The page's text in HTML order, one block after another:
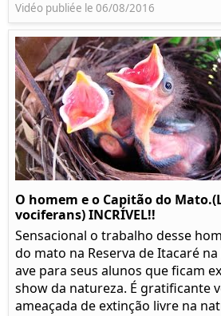
Vidéo publiée le 06/08/2016
O homem e o Capitão do
vociferans) INCRÍVEL!!
Sensacional o trabalho desse
do mato na Reserva de Itacaré na
ave para seus alunos que ficam
show da natureza. É gratificante
ameaçada de extinção livre na